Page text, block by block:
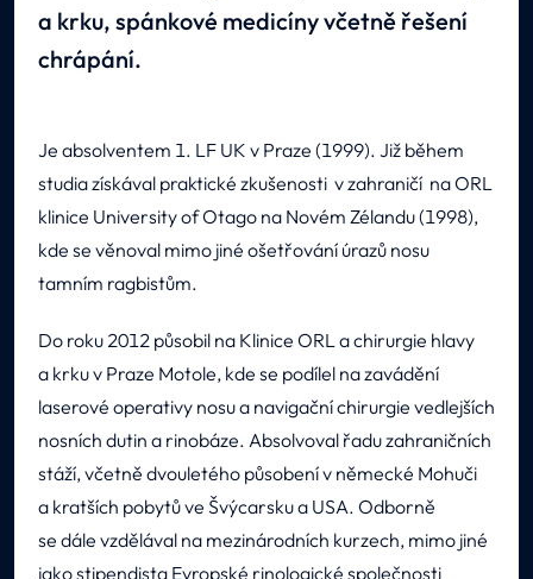
a krku, spánkové medicíny včetně řešení
chrápání.
Je absolventem 1. LF UK v Praze (1999). Již během
studia získával praktické zkušenosti v zahraničí na ORL
klinice University of Otago na Novém Zélandu (1998),
kde se věnoval mimo jiné ošetřování úrazů nosu
tamním ragbistům.
Do roku 2012 působil na Klinice ORL a chirurgie hlavy
a krku v Praze Motole, kde se podílel na zavádění
laserové operativy nosu a navigační chirurgie vedlejších
nosních dutin a rinobáze. Absolvoval řadu zahraničních
stáží, včetně dvouletého působení v německé Mohuči
a kratších pobytů ve Švýcarsku a USA. Odborně
se dále vzdělával na mezinárodních kurzech, mimo jiné
jako stipendista Evropské rinologické společnosti